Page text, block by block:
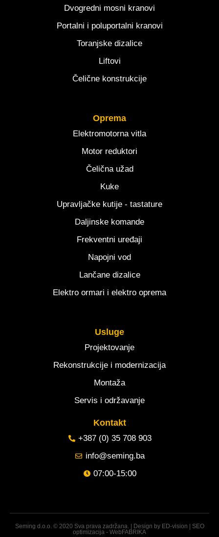
Dvogredni mosni kranovi
Portalni i poluportalni kranovi
Toranjske dizalice
Liftovi
Čelične konstrukcije
Oprema
Elektromotorna vitla
Motor reduktori
Čelična užad
Kuke
Upravljačke kutije - tastature
Daljinske komande
Frekventni uređaji
Napojni vod
Lančane dizalice
Elektro ormari i elektro oprema
Usluge
Projektovanje
Rekonstrukcije i modernizacija
Montaža
Servis i održavanje
Kontakt
+387 (0) 35 708 903
info@seming.ba
07:00-15:00
Seming d.o.o. © 2020 Sva prava zadržana. | Design by ED-vision
SEO
optimizacija - WebFABRIKA